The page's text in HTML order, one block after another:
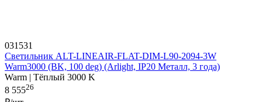
031531
Светильник ALT-LINEAIR-FLAT-DIM-L90-2094-3W
Warm3000 (BK, 100 deg) (Arlight, IP20 Металл, 3 года)
Warm | Тёплый 3000 K
8 55526